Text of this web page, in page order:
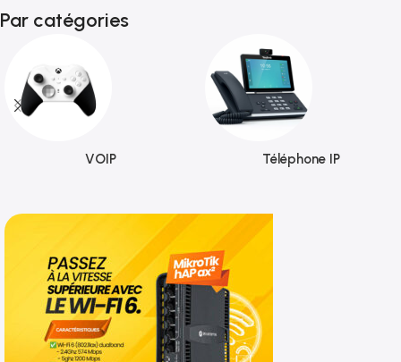
Par catégories
VOIP Téléphone IP